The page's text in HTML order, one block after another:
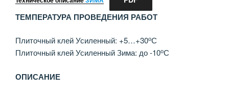
ТЕМПЕРАТУРА ПРОВЕДЕНИЯ РАБОТ
Плиточный клей Усиленный: +5…+30оС
Плиточный клей Усиленный Зима: до -10оС
ОПИСАНИЕ